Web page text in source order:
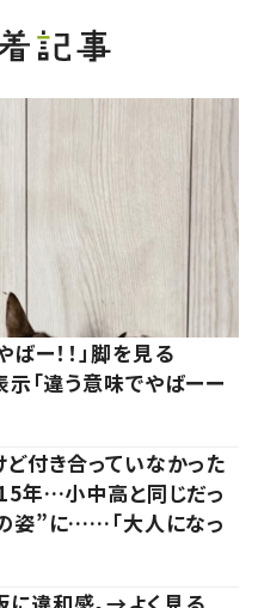
ー！！」脚を見る
「違う意味でやばーー
ど付き合っていなかった
年…小中高と同じだっ
姿”に……「大人になっ